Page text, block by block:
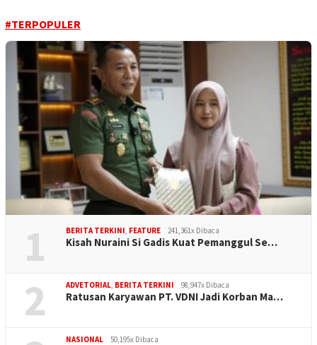
#TERPOPULER
1 BERITA TERKINI FEATURE 241,361x Dibaca
Kisah Nuraini Si Gadis Kuat Pemanggul Se…
2 ADVETORIAL BERITA TERKINI 98,947x Dibaca
Ratusan Karyawan PT. VDNI Jadi Korban Ma…
NASIONAL 50,195x Dibaca